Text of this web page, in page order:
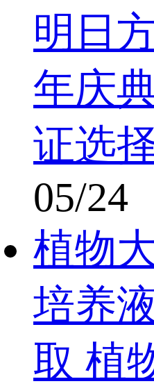
明日
年庆
证选
05/24
植物
培养
取 植